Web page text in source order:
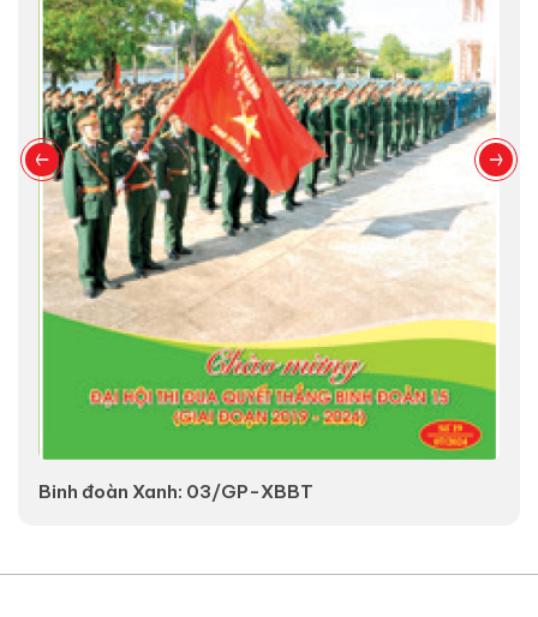
Binh đoàn Xanh: 03/GP-XBBT